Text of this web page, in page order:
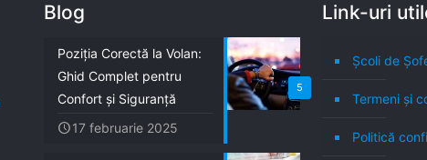
Blog
5
Poziția Corectă la Volan:
Ghid Complet pentru
Confort și Siguranță
17 februarie 2025
Link-uri
Școli de
Termeni şi
Politică